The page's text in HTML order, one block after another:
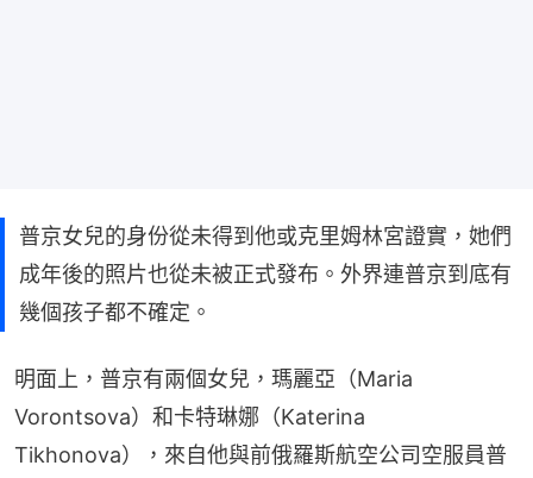
普京女兒的身份從未得到他或克里姆林宮證實，她們
成年後的照片也從未被正式發布。外界連普京到底有
幾個孩子都不確定。
明面上，普京有兩個女兒，瑪麗亞（Maria
Vorontsova）和卡特琳娜（Katerina
Tikhonova），來自他與前俄羅斯航空公司空服員普